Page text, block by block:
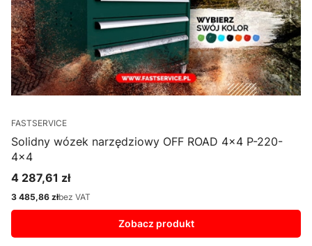
FASTSERVICE
Solidny wózek narzędziowy OFF ROAD 4x4 P-220-
4x4
Cena
4 287,61 zł
Cena
3 485,86 złbez VAT
Zobacz produkt